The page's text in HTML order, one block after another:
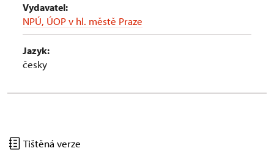
Vydavatel:
NPÚ, ÚOP v hl. městě Praze
Jazyk:
česky
Tištěná verze